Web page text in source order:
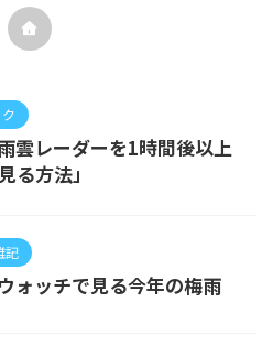
雲レーダーを1時間後以上
る方法」
記
ォッチで見る今年の梅雨